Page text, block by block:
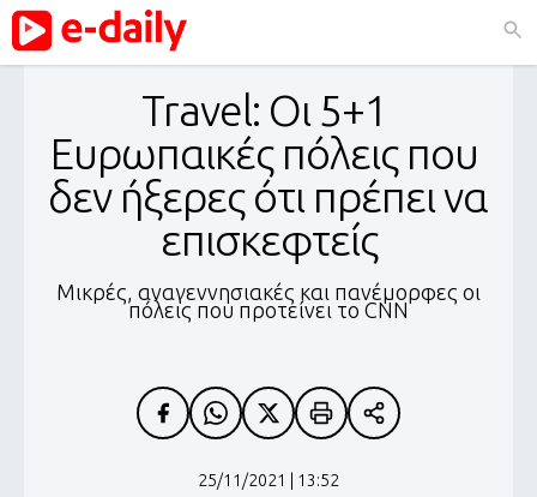
Travel: Οι 5+1
Ευρωπαικές πόλεις που
δεν ήξερες ότι πρέπει να
επισκεφτείς
Μικρές, αναγεννησιακές και πανέμορφες οι
πόλεις που προτείνει το CNN
25/11/2021 | 13:52